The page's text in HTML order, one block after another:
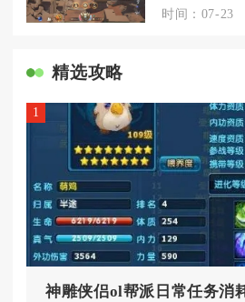
时间：07-23
精选攻略
1
神雕侠侣ol帮派日常任务消